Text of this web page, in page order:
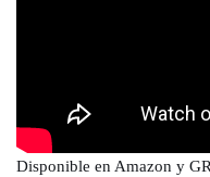
Disponible en Amazon y